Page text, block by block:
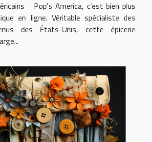
Pop's America, c'est bien plus
en ligne. Véritable spécialiste des
des États-Unis, cette épicerie